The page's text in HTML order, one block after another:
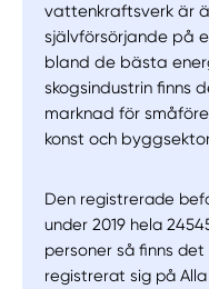
vattenkraftsverk är
självförsörjande på
bland de bästa
skogsindustrin finns
marknad för
konst och
Den registrerade
under 2019 hela
personer så finns
registrerat sig på